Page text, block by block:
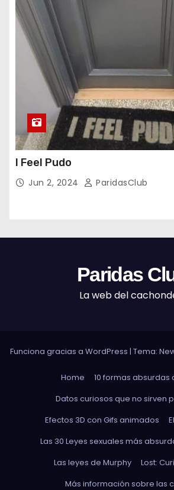
I Feel Pudo
Jun 2, 2024 ParidasClub
Paridas
La web del
Funciona gracias a WordPress | Tema:
Home
10 formas absurdas
Datos curiosos que no sirven
Efectos 3D con Gifs animados
Las 30 Leyes sexuales más
Las leyes de Murphy
Lost:
Más información sobre las